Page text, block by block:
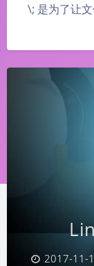
\; 是为了让
2017-11-